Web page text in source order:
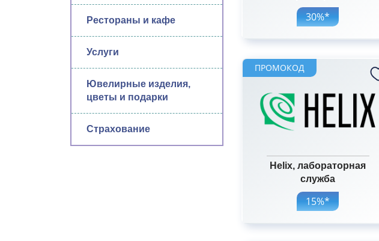
Рестораны и кафе
Услуги
Ювелирные изделия,
цветы и подарки
Страхование
30%*
ПРОМОКОД
Helix, лабораторная
служба